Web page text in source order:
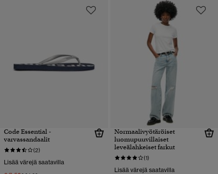
Code Essential -
varvassandaalit
(2)
Lisää värejä saatavilla
Normaalivyötäröiset
luomupuuvillaiset
leveälahkeiset farkut
(1)
Lisää värejä saatavilla